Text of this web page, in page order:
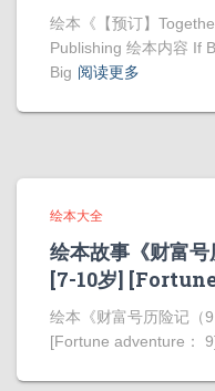
绘本《【预订】
Publishing 绘本内容 If
Big 阅读更多
绘本大全
绘本故事《财富
[7-10岁]
绘本《财富号历险记（
[Fortune adventure：